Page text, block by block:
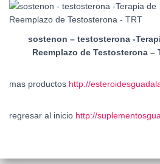
sostenon – testosterona -
Reemplazo de Testosterona –
mas productos http://
regresar al inicio http://